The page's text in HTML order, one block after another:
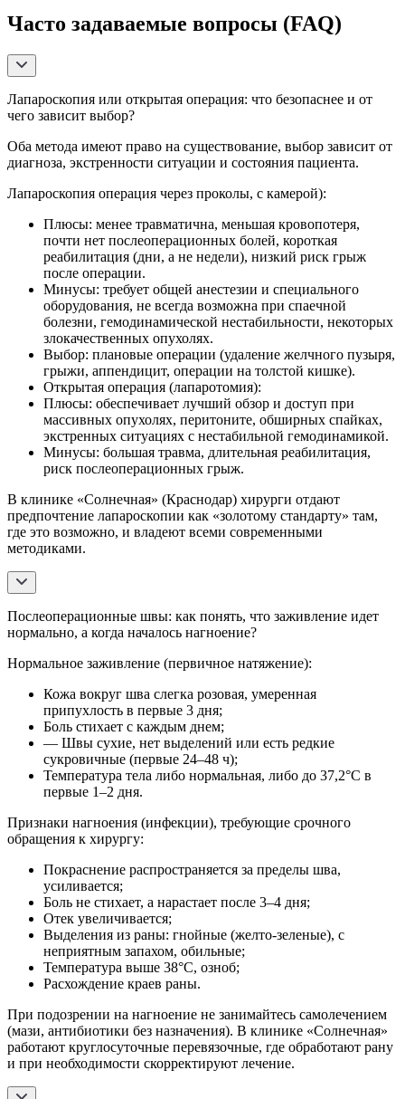
Часто задаваемые вопросы (FAQ)
Лапароскопия или открытая операция: что безопаснее и от
чего зависит выбор?
Оба метода имеют право на существование, выбор зависит от
диагноза, экстренности ситуации и состояния пациента.
Лапароскопия операция через проколы, с камерой):
Плюсы: менее травматична, меньшая кровопотеря,
почти нет послеоперационных болей, короткая
реабилитация (дни, а не недели), низкий риск грыж
после операции.
Минусы: требует общей анестезии и специального
оборудования, не всегда возможна при спаечной
болезни, гемодинамической нестабильности, некоторых
злокачественных опухолях.
Выбор: плановые операции (удаление желчного пузыря,
грыжи, аппендицит, операции на толстой кишке).
Открытая операция (лапаротомия):
Плюсы: обеспечивает лучший обзор и доступ при
массивных опухолях, перитоните, обширных спайках,
экстренных ситуациях с нестабильной гемодинамикой.
Минусы: большая травма, длительная реабилитация,
риск послеоперационных грыж.
В клинике «Солнечная» (Краснодар) хирурги отдают
предпочтение лапароскопии как «золотому стандарту» там,
где это возможно, и владеют всеми современными
методиками.
Послеоперационные швы: как понять, что заживление идет
нормально, а когда началось нагноение?
Нормальное заживление (первичное натяжение):
Кожа вокруг шва слегка розовая, умеренная
припухлость в первые 3 дня;
Боль стихает с каждым днем;
— Швы сухие, нет выделений или есть редкие
сукровичные (первые 24–48 ч);
Температура тела либо нормальная, либо до 37,2°С в
первые 1–2 дня.
Признаки нагноения (инфекции), требующие срочного
обращения к хирургу:
Покраснение распространяется за пределы шва,
усиливается;
Боль не стихает, а нарастает после 3–4 дня;
Отек увеличивается;
Выделения из раны: гнойные (желто-зеленые), с
неприятным запахом, обильные;
Температура выше 38°С, озноб;
Расхождение краев раны.
При подозрении на нагноение не занимайтесь самолечением
(мази, антибиотики без назначения). В клинике «Солнечная»
работают круглосуточные перевязочные, где обработают рану
и при необходимости скорректируют лечение.